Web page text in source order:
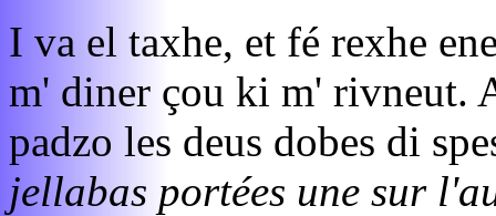
I va el taxhe, et fé rexhe
m' diner çou ki m' rivneut.
padzo les deus dobes di
jellabas portées une sur